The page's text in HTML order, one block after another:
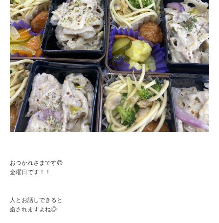
おつかれさまです😊
金曜日です！！
人とお話しできると
癒されますよね◎